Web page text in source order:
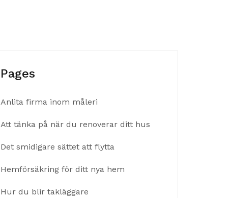
Pages
Anlita firma inom måleri
Att tänka på när du renoverar ditt hus
Det smidigare sättet att flytta
Hemförsäkring för ditt nya hem
Hur du blir takläggare